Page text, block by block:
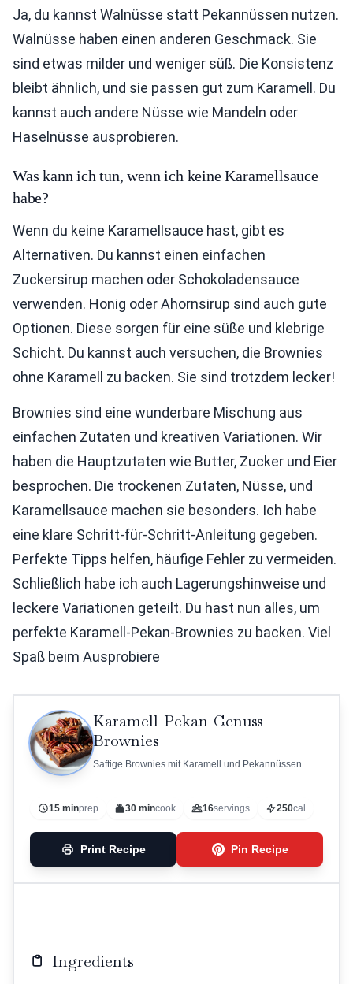
Ja, du kannst Walnüsse statt Pekannüssen nutzen.
Walnüsse haben einen anderen Geschmack. Sie
sind etwas milder und weniger süß. Die Konsistenz
bleibt ähnlich, und sie passen gut zum Karamell. Du
kannst auch andere Nüsse wie Mandeln oder
Haselnüsse ausprobieren.
Was kann ich tun, wenn ich keine Karamellsauce
habe?
Wenn du keine Karamellsauce hast, gibt es
Alternativen. Du kannst einen einfachen
Zuckersirup machen oder Schokoladensauce
verwenden. Honig oder Ahornsirup sind auch gute
Optionen. Diese sorgen für eine süße und klebrige
Schicht. Du kannst auch versuchen, die Brownies
ohne Karamell zu backen. Sie sind trotzdem lecker!
Brownies sind eine wunderbare Mischung aus
einfachen Zutaten und kreativen Variationen. Wir
haben die Hauptzutaten wie Butter, Zucker und Eier
besprochen. Die trockenen Zutaten, Nüsse, und
Karamellsauce machen sie besonders. Ich habe
eine klare Schritt-für-Schritt-Anleitung gegeben.
Perfekte Tipps helfen, häufige Fehler zu vermeiden.
Schließlich habe ich auch Lagerungshinweise und
leckere Variationen geteilt. Du hast nun alles, um
perfekte Karamell-Pekan-Brownies zu backen. Viel
Spaß beim Ausprobiere
Karamell-Pekan-Genuss-
Brownies
Saftige Brownies mit Karamell und Pekannüssen.
15 minprep 30 mincook 16servings 250cal
Print Recipe Pin Recipe
Ingredients